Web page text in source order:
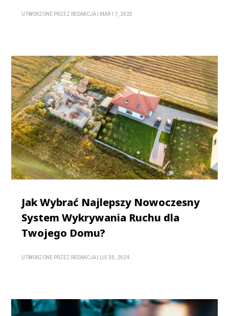
UTWORZONE PRZEZ REDAKCJA MAR 17, 2025
Jak Wybrać Najlepszy Nowoczesny
System Wykrywania Ruchu dla
Twojego Domu?
UTWORZONE PRZEZ REDAKCJA LIS 30, 2024